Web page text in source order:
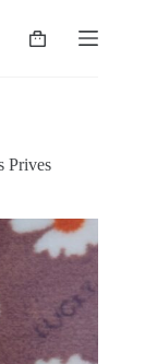
Καλάθι
Prives